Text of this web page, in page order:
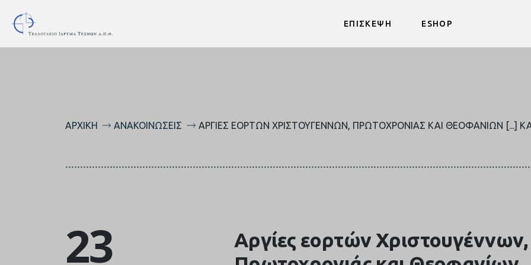
ΕΠΙΣΚΕΨΗ ESHOP
ΑΡΧΙΚΉ ΑΝΑΚΟΙΝΏΣΕΙΣ ΑΡΓΊΕΣ ΕΟΡΤΏΝ ΧΡΙΣΤΟΥΓΈΝΝΩΝ, ΠΡΩΤΟΧΡΟΝΙΆΣ ΚΑΙ ΘΕΟΦΑΝΊΩΝ [...]
23
Αργίες εορτών Χριστουγέννων,